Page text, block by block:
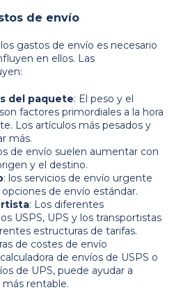
de envío
gastos de envío es necesario
en ellos. Las
del paquete: El peso y el
factores primordiales a la hora
Los artículos más pesados y
más.
de envío suelen aumentar con
y el destino.
: los servicios de envío urgente
de envío estándar.
: Los diferentes
USPS, UPS y los transportistas
estructuras de tarifas.
de costes de envío
de envíos de USPS o
de UPS, puede ayudar a
rentable.